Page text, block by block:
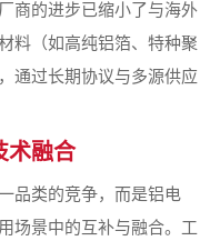
商的进步已缩小了与海外
料（如高纯铝箔、特种聚
通过长期协议与多源供应
术融合
品类的竞争，而是铝电
场景中的互补与融合。工